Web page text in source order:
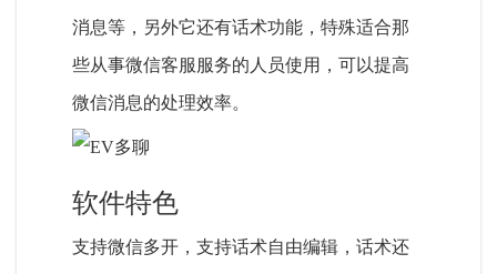
消息等，另外它还有话术功能，特殊适合那
些从事微信客服服务的人员使用，可以提高
微信消息的处理效率。
软件特色
支持微信多开，支持话术自由编辑，话术还